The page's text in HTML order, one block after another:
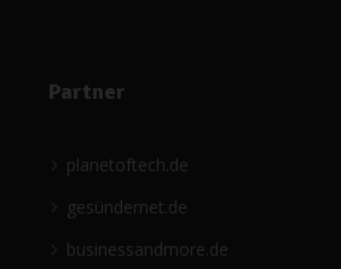
Partner
planetoftech.de
gesündernet.de
businessandmore.de